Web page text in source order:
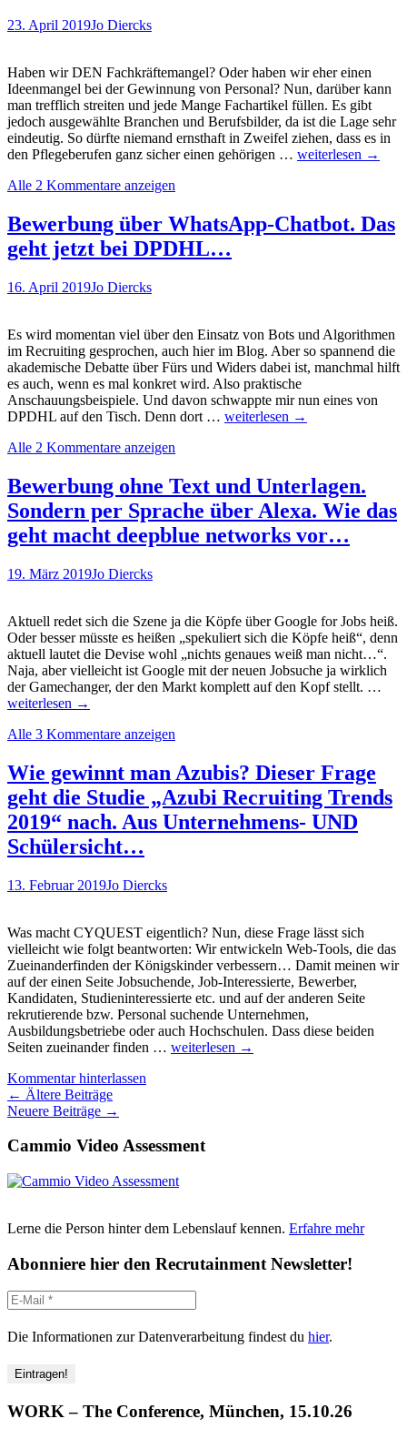
spannende
und
in
Teilen
23. April 2019Jo Diercks
Haben wir DEN Fachkräftemangel? Oder haben wir eher einen
Ideenmangel bei der Gewinnung von Personal? Nun, darüber kann
man trefflich streiten und jede Mange Fachartikel füllen. Es gibt
jedoch ausgewählte Branchen und Berufsbilder, da ist die Lage sehr
eindeutig. So dürfte niemand ernsthaft in Zweifel ziehen, dass es in
den Pflegeberufen ganz sicher einen gehörigen … Ein-
Rückrufgarantie:
So
weiterlesen →
Alle 2 Kommentare anzeigen
Bewerbung über WhatsApp-Chatbot. Das
geht jetzt bei DPDHL…
16. April 2019Jo Diercks
Es wird momentan viel über den Einsatz von Bots und Algorithmen
im Recruiting gesprochen, auch hier im Blog. Aber so spannend die
akademische Debatte über Fürs und Widers dabei ist, manchmal hilft
es auch, wenn es mal konkret wird. Also praktische
Anschauungsbeispiele. Und davon schwappte mir nun eines von
DPDHL auf den Tisch. Denn dort … Bewerbung
Das
geht
jetzt
bei
DPDHL…
weiterlesen →
Alle 2 Kommentare anzeigen
Bewerbung ohne Text und Unterlagen.
Sondern per Sprache über Alexa. Wie das
geht macht deepblue networks vor…
19. März 2019Jo Diercks
Aktuell redet sich die Szene ja die Köpfe über Google for Jobs heiß.
Oder besser müsste es heißen „spekuliert sich die Köpfe heiß“, denn
aktuell lautet die Devise wohl „nichts genaues weiß man nicht…“.
Naja, aber vielleicht ist Google mit der neuen Jobsuche ja wirklich
der Gamechanger, der den Markt komplett auf den Kopf stellt. …
weiterlesen →
Alle 3 Kommentare anzeigen
Wie gewinnt man Azubis? Dieser Frage
geht die Studie „Azubi Recruiting Trends
2019“ nach. Aus Unternehmens- UND
Schülersicht…
13. Februar 2019Jo Diercks
Was macht CYQUEST eigentlich? Nun, diese Frage lässt sich
vielleicht wie folgt beantworten: Wir entwickeln Web-Tools, die das
Zueinanderfinden der Königskinder verbessern… Damit meinen wir
auf der einen Seite Jobsuchende, Job-Interessierte, Bewerber,
Kandidaten, Studieninteressierte etc. und auf der anderen Seite
rekrutierende bzw. Personal suchende Unternehmen,
Ausbildungsbetriebe oder auch Hochschulen. Dass diese beiden
Seiten zueinander finden … Wie
geht
Studie
Trends
nach.
Unternehmens-
UND
weiterlesen →
Kommentar hinterlassen
Beitragsnavigation
← Ältere Beiträge
Neuere Beiträge →
Cammio Video Assessment
Lerne die Person hinter dem Lebenslauf kennen. Erfahre mehr
Abonniere hier den Recrutainment Newsletter!
Die Informationen zur Datenverarbeitung findest du hier.
WORK – The Conference, München, 15.10.26